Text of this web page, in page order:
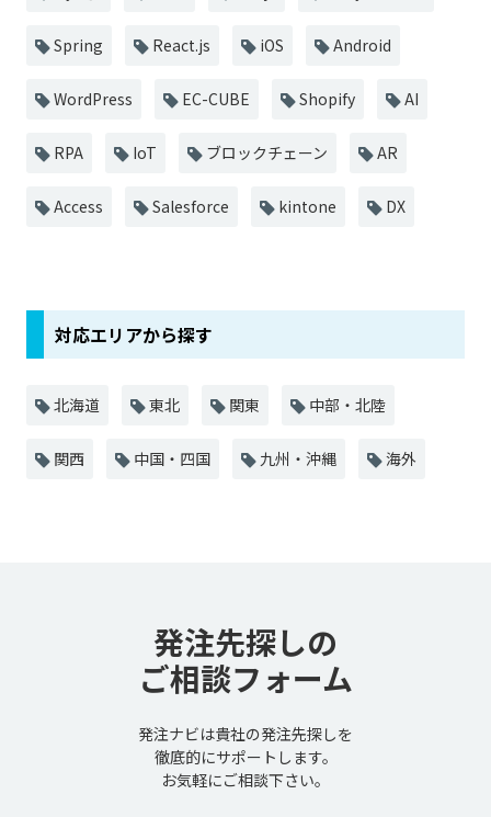
Spring React.js iOS Android
WordPress EC-CUBE Shopify AI
RPA IoT ブロックチェーン AR
Access Salesforce kintone DX
対応エリアから探す
北海道 東北 関東 中部・北陸
関西 中国・四国 九州・沖縄 海外
発注先探しの
ご相談フォーム
発注ナビは貴社の発注先探しを
徹底的にサポートします。
お気軽にご相談下さい。